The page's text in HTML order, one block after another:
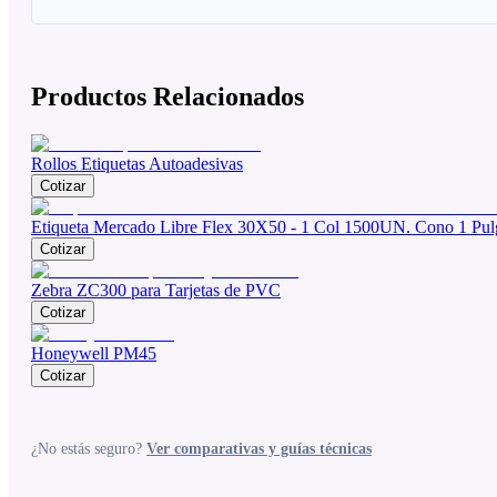
Productos Relacionados
Rollos Etiquetas Autoadesivas
Cotizar
Etiqueta Mercado Libre Flex 30X50 - 1 Col 1500UN. Cono 1
Cotizar
Zebra ZC300 para Tarjetas de PVC
Cotizar
Honeywell PM45
Cotizar
¿No estás seguro? Ver comparativas y guías técnicas